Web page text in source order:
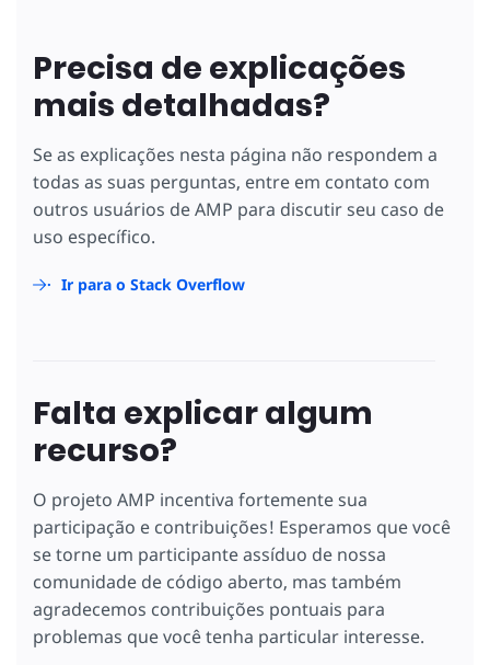
Precisa de explicações
mais detalhadas?
Se as explicações nesta página não respondem a
todas as suas perguntas, entre em contato com
outros usuários de AMP para discutir seu caso de
uso específico.
Ir para o Stack Overflow
Falta explicar algum
recurso?
O projeto AMP incentiva fortemente sua
participação e contribuições! Esperamos que você
se torne um participante assíduo de nossa
comunidade de código aberto, mas também
agradecemos contribuições pontuais para
problemas que você tenha particular interesse.